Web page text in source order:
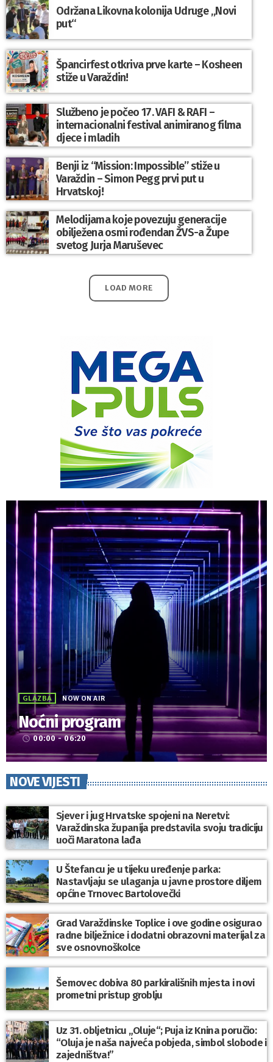
Održana Likovna kolonija Udruge „Novi
put“
Špancirfest otkriva prve karte – Kosheen
stiže u Varaždin!
Službeno je počeo 17. VAFI & RAFI –
internacionalni festival animiranog filma
djece i mladih
Benji iz “Mission: Impossible” stiže u
Varaždin – Simon Pegg prvi put u
Hrvatskoj!
Melodijama koje povezuju generacije
obilježena osmi rođendan ŽVS-a Župe
svetog Jurja Maruševec
LOAD MORE
GLAZBA NOW ON AIR
Noćni program
access_time 00:00 - 06:20
NOVE VIJESTI
Sjever i jug Hrvatske spojeni na Neretvi:
Varaždinska županija predstavila svoju tradiciju
uoči Maratona lađa
U Štefancu je u tijeku uređenje parka:
Nastavljaju se ulaganja u javne prostore diljem
općine Trnovec Bartolovečki
Grad Varaždinske Toplice i ove godine osigurao
radne bilježnice i dodatni obrazovni materijal za
sve osnovnoškolce
Šemovec dobiva 80 parkirališnih mjesta i novi
prometni pristup groblju
Uz 31. obljetnicu „Oluje“; Puja iz Knina poručio:
“Oluja je naša najveća pobjeda, simbol slobode i
zajedništva!”